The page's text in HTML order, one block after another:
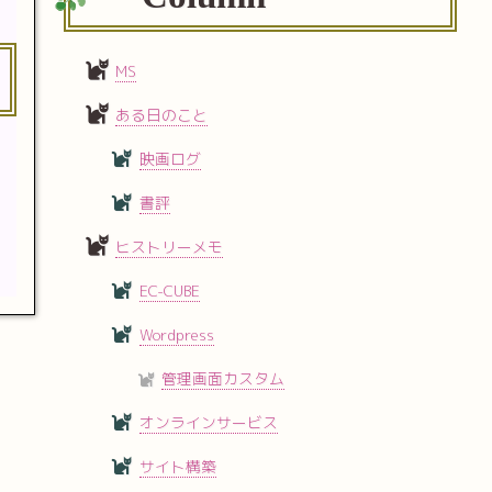
MS
ある日のこと
映画ログ
書評
ヒストリーメモ
EC-CUBE
Wordpress
管理画面カスタム
オンラインサービス
サイト構築